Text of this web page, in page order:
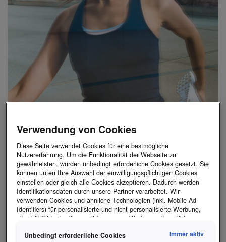
WAS TREIBT SIE AN?
Verwendung von Cookies
Diese Seite verwendet Cookies für eine bestmögliche
Nutzererfahrung. Um die Funktionalität der Webseite zu
gewährleisten, wurden unbedingt erforderliche Cookies gesetzt. Sie
können unten Ihre Auswahl der einwilligungspflichtigen Cookies
einstellen oder gleich alle Cookies akzeptieren. Dadurch werden
Identifikationsdaten durch unsere Partner verarbeitet. Wir
verwenden Cookies und ähnliche Technologien (inkl. Mobile Ad
Identifiers) für personalisierte und nicht-personalisierte Werbung,
einschließlich der Personalisierung von Werbeanzeigen (Ads
Hinweis zur gemäß Art 49 Abs 1 lit a) DSGVO
Unbedingt erforderliche Cookies Immer aktiv